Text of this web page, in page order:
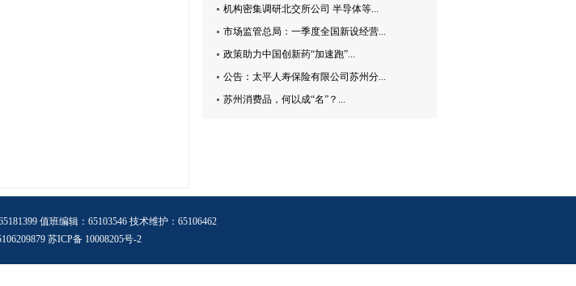
机构密集调研北交所公司 半导体等...
市场监管总局：一季度全国新设经营...
政策助力中国创新药“加速跑”...
公告：太平人寿保险有限公司苏州分...
苏州消费品，何以成“名”？...
值班编辑：65103546 技术维护：65106462
苏ICP备 10008205号-2